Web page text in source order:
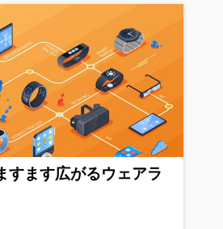
すます広がるウェアラ